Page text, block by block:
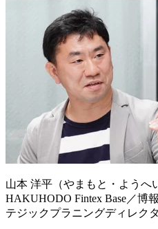
山本 洋平（やまもと・ようへ
HAKUHODO Fintex Base／博
テジックプラニングディレク